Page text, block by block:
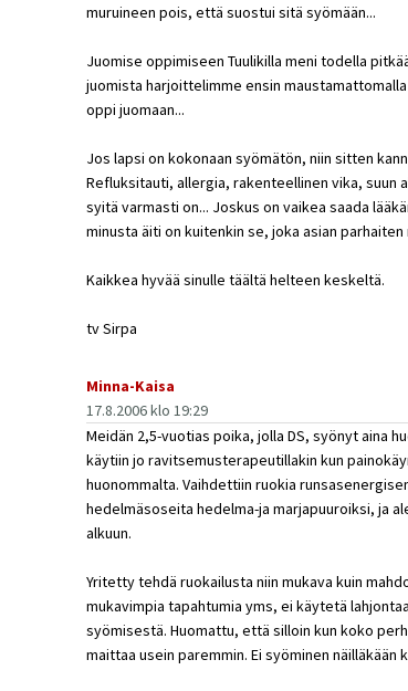
muruineen pois, että suostui sitä syömään...
Juomise oppimiseen Tuulikilla meni todella
juomista harjoittelimme ensin
oppi juomaan...
Jos lapsi on kokonaan syömätön, niin sitten
Refluksitauti, allergia, rakenteellinen vika, suun
syitä varmasti on... Joskus on vaikea saada
minusta äiti on kuitenkin se, joka asian
Kaikkea hyvää sinulle täältä helteen keskeltä.
tv Sirpa
Minna-Kaisa
17.8.2006 klo 19:29
Meidän 2,5-vuotias poika, jolla DS, syönyt aina
käytiin jo ravitsemusterapeutillakin kun
huonommalta. Vaihdettiin ruokia
hedelmäsoseita hedelma-ja marjapuuroiksi, ja
alkuun.
Yritetty tehdä ruokailusta niin mukava kuin
mukavimpia tapahtumia yms, ei käytetä
syömisestä. Huomattu, että silloin kun koko
maittaa usein paremmin. Ei syöminen